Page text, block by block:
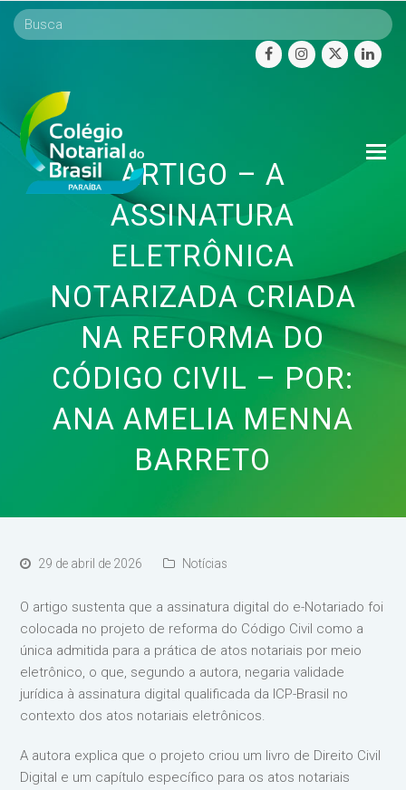
facebookinstagram
twitter
ARTIGO – A
ASSINATURA
ELETRÔNICA
NOTARIZADA CRIADA
NA REFORMA DO
CÓDIGO CIVIL – POR:
ANA AMELIA MENNA
BARRETO
29 de abril de 2026 Notícias
O artigo sustenta que a assinatura digital do e-Notariado foi
colocada no projeto de reforma do Código Civil como a
única admitida para a prática de atos notariais por meio
eletrônico, o que, segundo a autora, negaria validade
jurídica à assinatura digital qualificada da ICP-Brasil no
contexto dos atos notariais eletrônicos.
A autora explica que o projeto criou um livro de Direito Civil
Digital e um capítulo específico para os atos notariais